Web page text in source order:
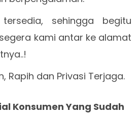
sehingga begitu
kami antar ke alamat
Rapih dan Privasi Terjaga.
Konsumen Yang Sudah